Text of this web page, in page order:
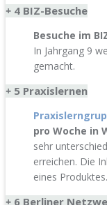
+ 4 BIZ-Besuche
Besuche im
In Jahrgang 9
gemacht.
+ 5 Praxislernen
pro Woche
sehr
erreichen. Die
eines Produktes.
+ 6 Berliner